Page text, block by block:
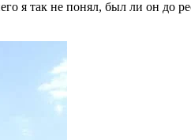
я так не понял, был ли он до